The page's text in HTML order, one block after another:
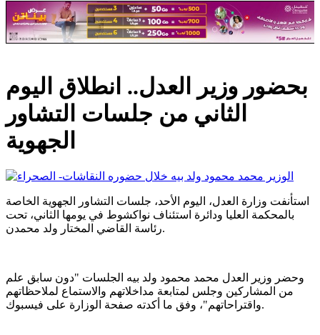
بحضور وزير العدل.. انطلاق اليوم
الثاني من جلسات التشاور
الجهوية
استأنفت وزارة العدل، اليوم الأحد، جلسات التشاور الجهوية الخاصة
بالمحكمة العليا ودائرة استئناف نواكشوط في يومها الثاني، تحت
رئاسة القاضي المختار ولد محمدن.
وحضر وزير العدل محمد محمود ولد بيه الجلسات "دون سابق علم
من المشاركين وجلس لمتابعة مداخلاتهم والاستماع لملاحظاتهم
واقتراحاتهم"، وفق ما أكدته صفحة الوزارة على فيسبوك.